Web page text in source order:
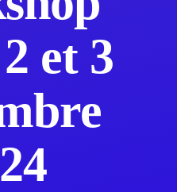
et 3